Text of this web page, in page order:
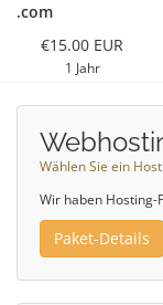
.com
€15.00 EUR
1 Jahr
Wählen Sie ein
Wir haben
Paket-Details